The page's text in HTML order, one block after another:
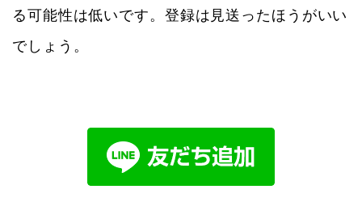
る可能性は低いです。登録は見送ったほうがいい
でしょう。